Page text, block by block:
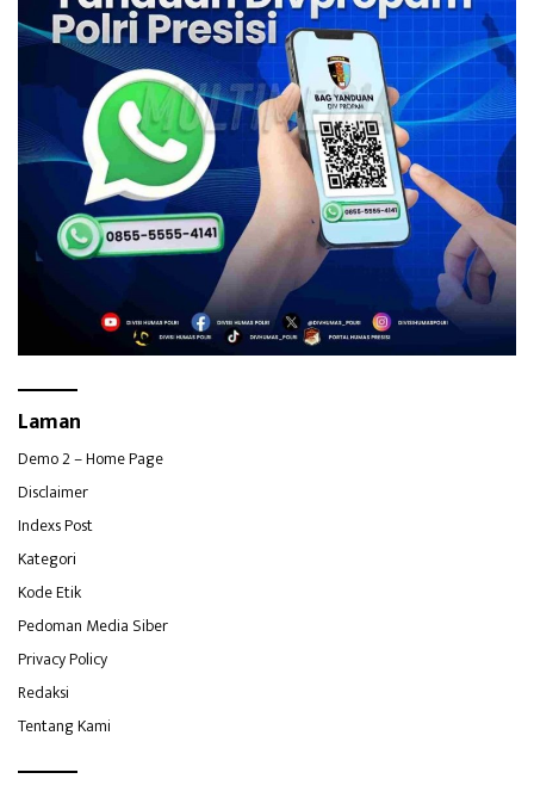
Laman
Demo 2 – Home Page
Disclaimer
Indexs Post
Kategori
Kode Etik
Pedoman Media Siber
Privacy Policy
Redaksi
Tentang Kami